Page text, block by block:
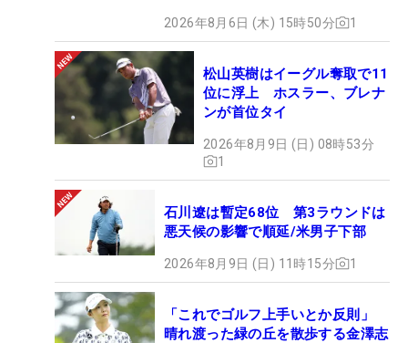
2026年8月6日 (木) 15時50分 1
松山英樹はイーグル奪取で11
位に浮上 ホスラー、ブレナ
ンが首位タイ
2026年8月9日 (日) 08時53分
1
石川遼は暫定68位 第3ラウンドは
悪天候の影響で順延/米男子下部
2026年8月9日 (日) 11時15分 1
「これでゴルフ上手いとか反則」
晴れ渡った緑の丘を散歩する金澤志